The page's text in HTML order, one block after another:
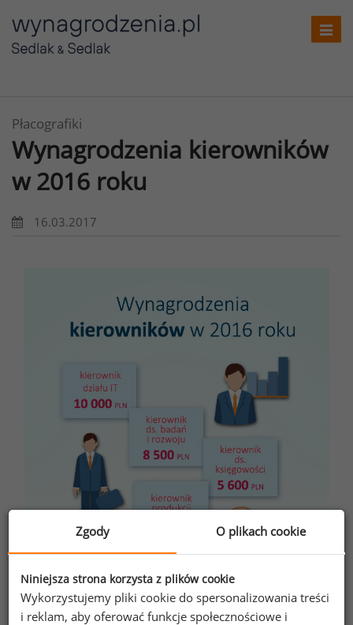
Płacografiki
Wynagrodzenia kierowników
w 2016 roku
16.03.2017
Zgody O plikach cookie
Niniejsza strona korzysta z plików cookie
Wykorzystujemy pliki cookie do spersonalizowania treści
i reklam, aby oferować funkcje społecznościowe i